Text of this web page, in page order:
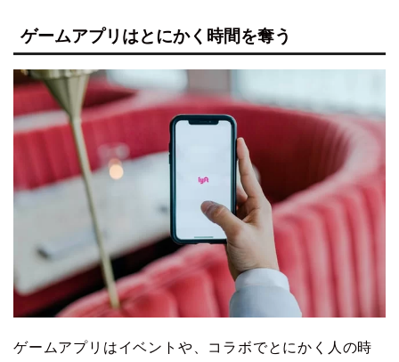
ゲームアプリはとにかく時間を奪う
ゲームアプリはイベントや、コラボでとにかく人の時